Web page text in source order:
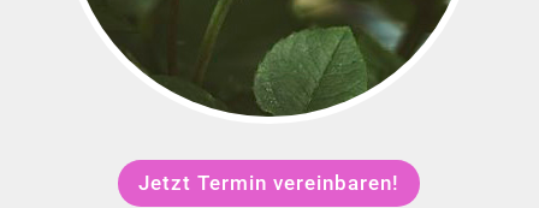
Jetzt Termin vereinbaren!